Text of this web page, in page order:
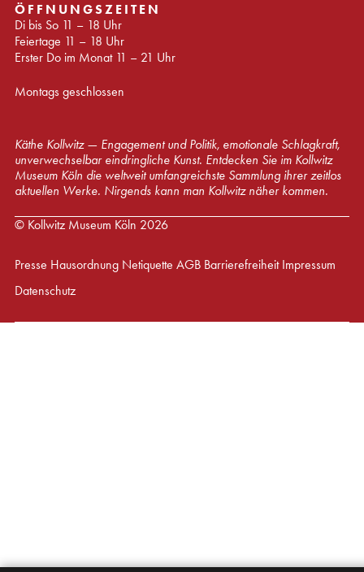
ÖFFNUNGSZEITEN
Di bis So 11 – 18 Uhr
Feiertage 11 – 18 Uhr
Erster Do im Monat 11 – 21 Uhr
Montags geschlossen
Käthe Kollwitz — Engagement und Politik, emotionale Schlagkraft,
unverwechselbar eindringliche Kunst. Entdecken Sie im Kollwitz
Museum Köln die weltweit umfangreichste Sammlung ihrer zeitlos
aktuellen Werke. Nirgends kann man Kollwitz näher kommen.
© Kollwitz Museum Köln 2026
Presse Hausordnung Netiquette AGB Barrierefreiheit Impressum
Datenschutz